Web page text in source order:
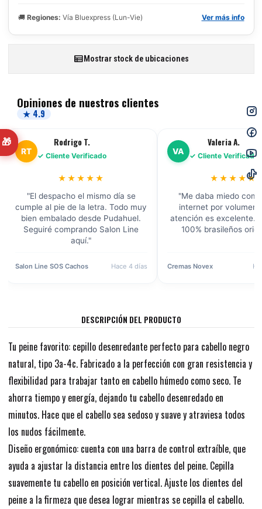
🎁
🚚 Regiones: Vía Bluexpress (Lun-Vie) Ver más info
Mostrar stock de ubicaciones
Opiniones de nuestros clientes
★ 4.9
RT
Rodrigo T.
✓ Cliente Verificado
★★★★★
"El despacho el mismo día se
cumple al pie de la letra. Todo muy
bien embalado desde Pudahuel.
Seguiré comprando Salon Line
aquí."
Salon Line SOS Cachos Hace 4 días
VA
Valeria A.
✓ Cliente Verificado
★★★★★
"Me daba miedo
internet por volumen,
atención es excelente.
100% brasileños
Cremas Novex
DESCRIPCIÓN DEL PRODUCTO
Tu peine favorito: cepillo desenredante perfecto para cabello negro
natural, tipo 3a-4c. Fabricado a la perfección con gran resistencia y
flexibilidad para trabajar tanto en cabello húmedo como seco. Te
ahorra tiempo y energía, dejando tu cabello desenredado en
minutos. Hace que el cabello sea sedoso y suave y atraviesa todos
los nudos fácilmente.
Diseño ergonómico: cuenta con una barra de control extraíble, que
ayuda a ajustar la distancia entre los dientes del peine. Cepilla
suavemente tu cabello en posición vertical. Ajuste los dientes del
peine a la firmeza que desea lograr mientras se cepilla el cabello.